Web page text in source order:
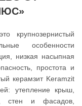
крупнозернистый
особенности
низкая насыпная
простота и
керамзит Keramzit
утепление крыш,
стен и фасадов,